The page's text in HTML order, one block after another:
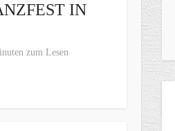
IN
zum Lesen